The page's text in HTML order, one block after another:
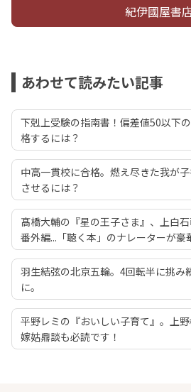
紀伊國屋書
あわせて読みたい記事
下剋上受験の指南書！偏差値50以下
格するには？
中高一貫校に合格。燃え尽きた我が
させるには？
髙橋大輔の『星の王子さま』、上白石
番外編...「聴く本」のナレーターが豪
羽生結弦の北京五輪。4回転半に挑み
に。
平野レミの『おいしい子育て』。上
嫁姑鼎談も必読です！